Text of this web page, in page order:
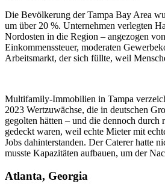
Die Bevölkerung der Tampa Bay Area
um über 20 %. Unternehmen verlegten
Nordosten in die Region – angezogen
Einkommenssteuer, moderaten
Arbeitsmarkt, der sich füllte, weil
Multifamily-Immobilien in Tampa
2023 Wertzuwächse, die in deutschen
gegolten hätten – und die dennoch durch
gedeckt waren, weil echte Mieter mit
Jobs dahinterstanden. Der Caterer hatte
musste Kapazitäten aufbauen, um der
Atlanta, Georgia